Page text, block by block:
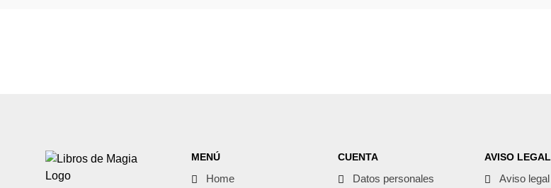
MENÚ
Home
CUENTA
Datos personales
AVISO LEGAL
Aviso legal